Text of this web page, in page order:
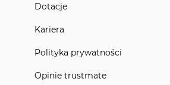
Dotacje
Kariera
Polityka prywatności
Opinie trustmate